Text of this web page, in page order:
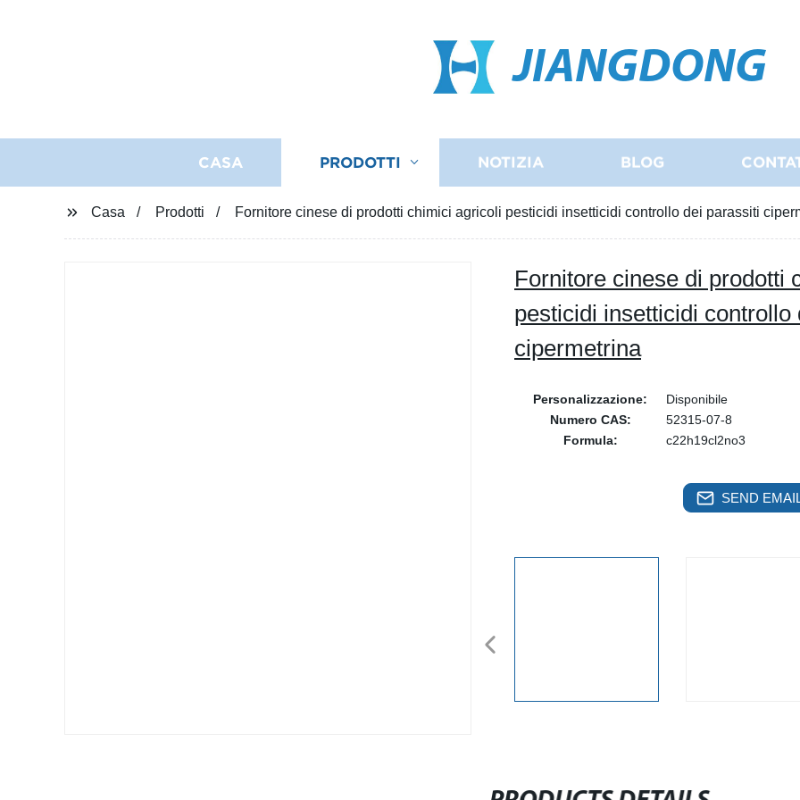
JIANGDONG
CASA PRODOTTI NOTIZIA BLOG
Casa Prodotti Fornitore cinese di prodotti chimici agricoli pesticidi insetticidi controllo dei parassiti
Fornitore cinese di prodotti
pesticidi insetticidi controllo
cipermetrina
Personalizzazione:
Disponibile
Numero CAS:
52315-07-8
Formula:
c22h19cl2no3
SEND